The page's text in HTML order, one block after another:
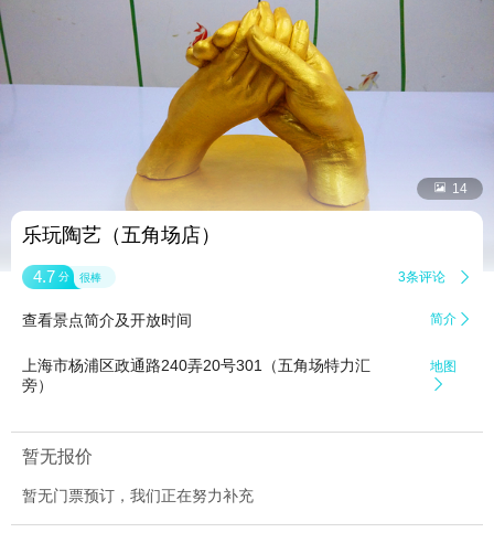
 14
乐玩陶艺（五角场店）
4.7 分 很棒 3条评论 
查看景点简介及开放时间 简介 
上海市杨浦区政通路240弄20号301（五角场特力汇
旁）
地图

暂无报价
暂无门票预订，我们正在努力补充